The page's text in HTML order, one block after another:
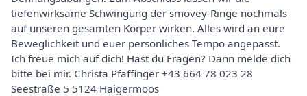
tiefenwirksame Schwingung der smovey-Ringe nochmals
auf unseren gesamten Körper wirken. Alles wird an eure
Beweglichkeit und euer persönliches Tempo angepasst.
Ich freue mich auf dich! Hast du Fragen? Dann melde dich
bitte bei mir. Christa Pfaffinger +43 664 78 023 28
Seestraße 5 5124 Haigermoos